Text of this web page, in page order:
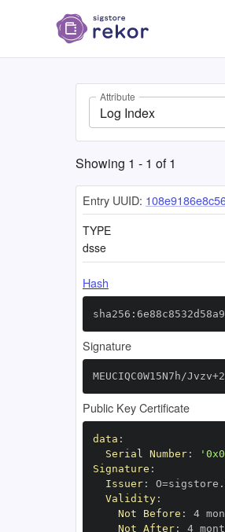
Attribute
Log Index
Showing 1 - 1 of1
Entry UUID:
TYPE
dsse
Hash
Signature
MEUCIQC0W15N7h/
Public Key Certificate
data :
Serial Number:
Signature :
Issuer:
Validity:
Not Before : 4
Not After: 4